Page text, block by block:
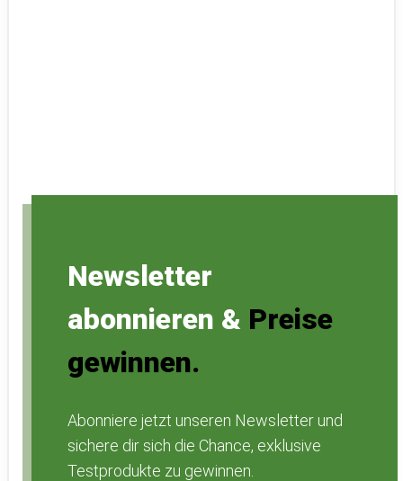
Newsletter
abonnieren & Preise
gewinnen.
Abonniere jetzt unseren Newsletter und
sichere dir sich die Chance, exklusive
Testprodukte zu gewinnen.